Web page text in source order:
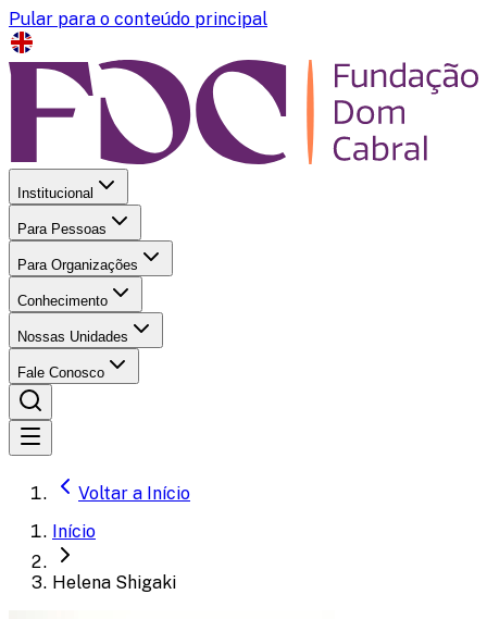
Pular para o conteúdo principal
Institucional
Para Pessoas
Para Organizações
Conhecimento
Nossas Unidades
Fale Conosco
Voltar a Início
Início
Helena Shigaki